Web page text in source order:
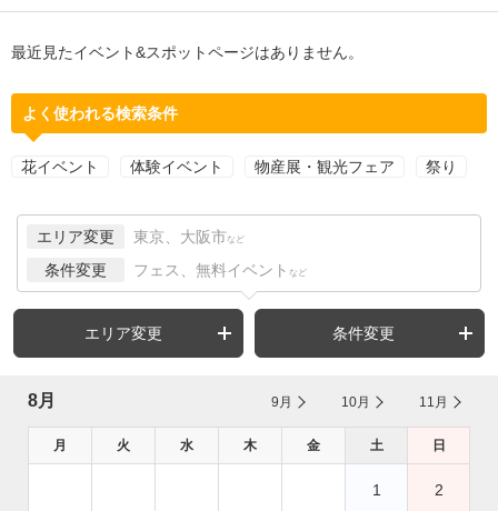
最近見たイベント&スポットページはありません。
よく使われる検索条件
花イベント 体験イベント 物産展・観光フェア 祭り
エリア変更 東京、大阪市 など
条件変更 フェス、無料イベント など
エリア変更 条件変更
8月 9月 10月 11月
月 火 水 木 金 土 日
1 2